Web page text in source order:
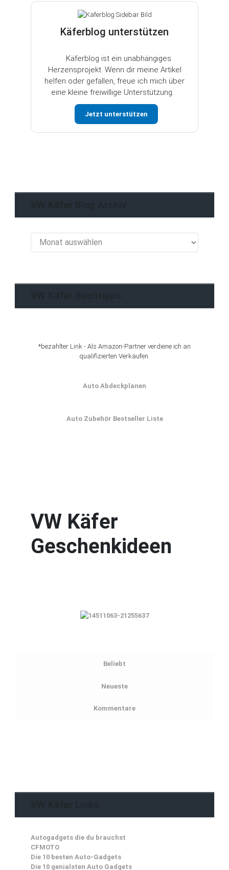
Käferblog unterstützen
Käferblog ist ein unabhängiges
Herzensprojekt. Wenn dir meine Artikel
helfen oder gefallen, freue ich mich über
eine kleine freiwillige Unterstützung.
Jetzt unterstützen
Käfer
*bezahlter Link - Als Amazon-Partner verdiene ich an
qualifizierten Verkäufen.
Auto Abdeckplanen
Auto Zubehör Bestseller Liste
VW Käfer
Geschenkideen
Beliebt
Neueste
Kommentare
Autogadgets die du brauchst
CFMOTO
Die 10 besten Auto-Gadgets
Die 10 genialsten Auto Gadgets